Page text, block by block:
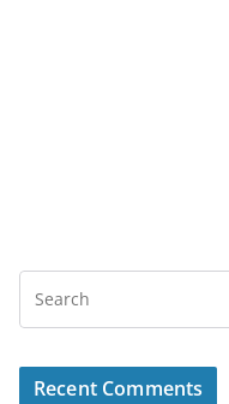
Recent Comments